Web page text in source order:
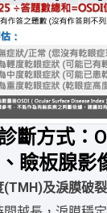
斷方式：
瞼板腺影
及淚膜破